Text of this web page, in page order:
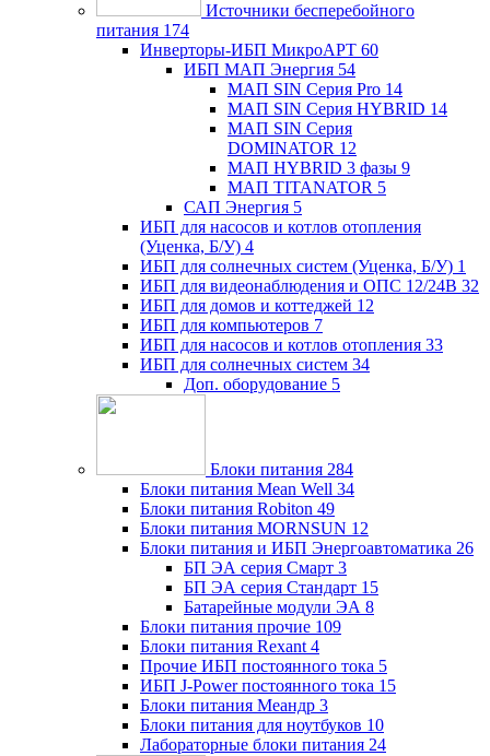
Источники бесперебойного
питания 174
Инверторы-ИБП МикроАРТ 60
ИБП МАП Энергия 54
МАП SIN Серия Pro 14
МАП SIN Серия HYBRID 14
МАП SIN Серия
DOMINATOR 12
МАП HYBRID 3 фазы 9
МАП TITANATOR 5
САП Энергия 5
ИБП для насосов и котлов отопления
(Уценка, Б/У) 4
ИБП для солнечных систем (Уценка, Б/У) 1
ИБП для видеонаблюдения и ОПС 12/24В 32
ИБП для домов и коттеджей 12
ИБП для компьютеров 7
ИБП для насосов и котлов отопления 33
ИБП для солнечных систем 34
Доп. оборудование 5
Блоки питания 284
Блоки питания Mean Well 34
Блоки питания Robiton 49
Блоки питания MORNSUN 12
Блоки питания и ИБП Энергоавтоматика 26
БП ЭА серия Смарт 3
БП ЭА серия Стандарт 15
Батарейные модули ЭА 8
Блоки питания прочие 109
Блоки питания Rexant 4
Прочие ИБП постоянного тока 5
ИБП J-Power постоянного тока 15
Блоки питания Меандр 3
Блоки питания для ноутбуков 10
Лабораторные блоки питания 24